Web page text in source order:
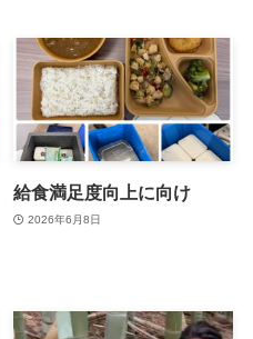
給食満足度向上に向け
2026年6月8日